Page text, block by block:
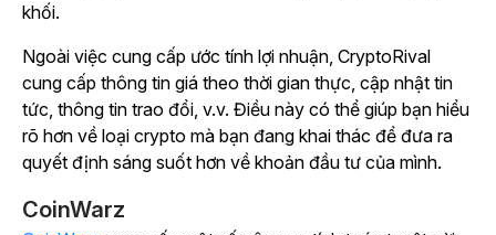
khối.
Ngoài việc cung cấp ước tính lợi nhuận, CryptoRival
cung cấp thông tin giá theo thời gian thực, cập nhật tin
tức, thông tin trao đổi, v.v. Điều này có thể giúp bạn hiểu
rõ hơn về loại crypto mà bạn đang khai thác để đưa ra
quyết định sáng suốt hơn về khoản đầu tư của mình.
CoinWarz